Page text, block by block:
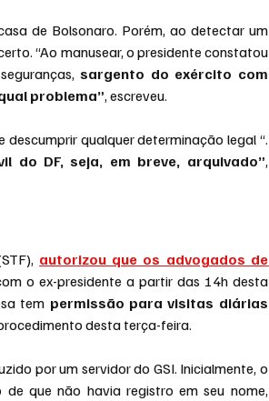
de Bolsonaro. Porém, ao detectar um
“Ao manusear, o presidente constatou
sargento do exército com
problema”, escreveu.
qualquer determinação legal “.
do DF, seja, em breve, arquivado”,
autorizou que os advogados de
o ex-presidente a partir das 14h desta
tem permissão para visitas diárias
desta terça-feira.
por um servidor do GSI. Inicialmente, o
que não havia registro em seu nome,